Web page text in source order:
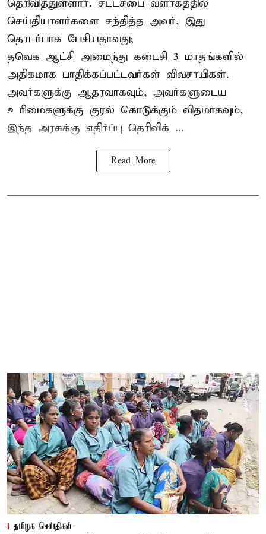
தெரிவித்துள்ளார். சட்டசபை வளாகத்தில்
செய்தியாளர்களை சந்தித்த அவர், இது
தொடர்பாக பேசியதாவது;
தவெக ஆட்சி அமைந்து கடைசி 3 மாதங்களில்
அதிகமாக பாதிக்கப்பட்டவர்கள் விவசாயிகள்.
அவர்களுக்கு ஆதரவாகவும், அவர்களுடைய
உரிமைகளுக்கு குரல் கொடுக்கும் விதமாகவும்,
இந்த அரசுக்கு எதிர்ப்பு தெரிவிக் ...
Read More
தமிழக செய்திகள்